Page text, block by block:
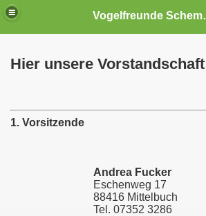
Hier unsere Vorstandschaft
1. Vorsitzende
Andrea Fucker
Eschenweg 17
88416 Mittelbuch
Tel. 07352 3286